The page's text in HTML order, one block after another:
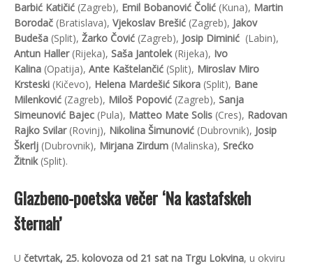
Barbić Katičić (Zagreb), Emil Bobanović Čolić (Kuna), Martin
Borodač (Bratislava), Vjekoslav Brešić (Zagreb), Jakov
Budeša (Split), Žarko Čović (Zagreb), Josip Diminić (Labin),
Antun Haller(Rijeka), Saša Jantolek(Rijeka), Ivo
Kalina (Opatija), Ante Kaštelančić (Split), Miroslav Miro
Krsteski (Kičevo), Helena Mardešić Sikora (Split), Bane
Milenković (Zagreb), Miloš Popović (Zagreb), Sanja
Simeunović Bajec (Pula), Matteo Mate Solis (Cres), Radovan
Rajko Svilar(Rovinj), Nikolina Šimunović (Dubrovnik), Josip
Škerlj (Dubrovnik), Mirjana Zirdum (Malinska), Srećko
Žitnik(Split).
Glazbeno-poetska večer ‘Na kastafskeh
šternah’
U četvrtak, 25. kolovoza od 21 sat na Trgu Lokvina, u okviru